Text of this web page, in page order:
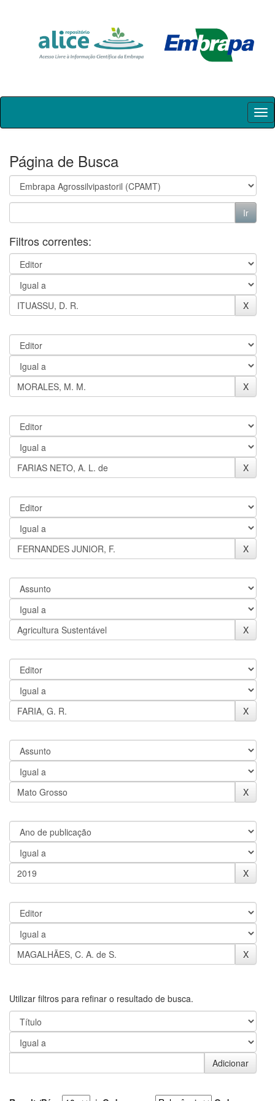
Skip
Página de Busca
Filtros correntes:
Utilizar filtros para refinar o resultado de busca.